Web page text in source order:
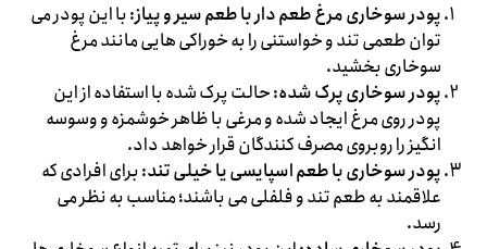
پودر سوخاری مرغ طعم دار با طعم سیر و پیاز: با این پودر می
توان طعمی تند و خواستنی را به خوراکی هایی مانند مرغ
سوخاری بخشید.
پودر سوخاری پرک شده: حالت پرک شده با استفاده از این
پودر روی مرغ ایجاد شده و مرغی با ظاهر خوشمزه و وسوسه
انگیز را روبروی مصرف کنندگان قرار خواهد داد.
پودر سوخاری با طعم اسپایسی یا خیلی تند: برای افرادی که
علاقمند به طعم تند و فلفلی می باشند؛ مناسب به نظر می
رسد.